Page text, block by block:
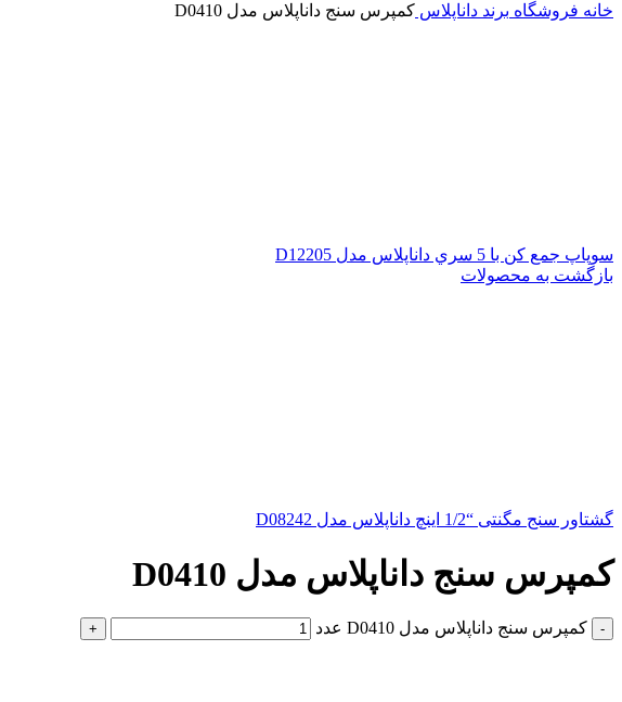
خانه فروشگاه برند داناپلاس کمپرس سنج داناپلاس مدل D0410
سوپاپ جمع کن با 5 سري داناپلاس مدل D12205
بازگشت به محصولات
گشتاور سنج مگنتی “1/2 اینچ داناپلاس مدل D08242
کمپرس سنج داناپلاس مدل D0410
کمپرس سنج داناپلاس مدل D0410 عدد